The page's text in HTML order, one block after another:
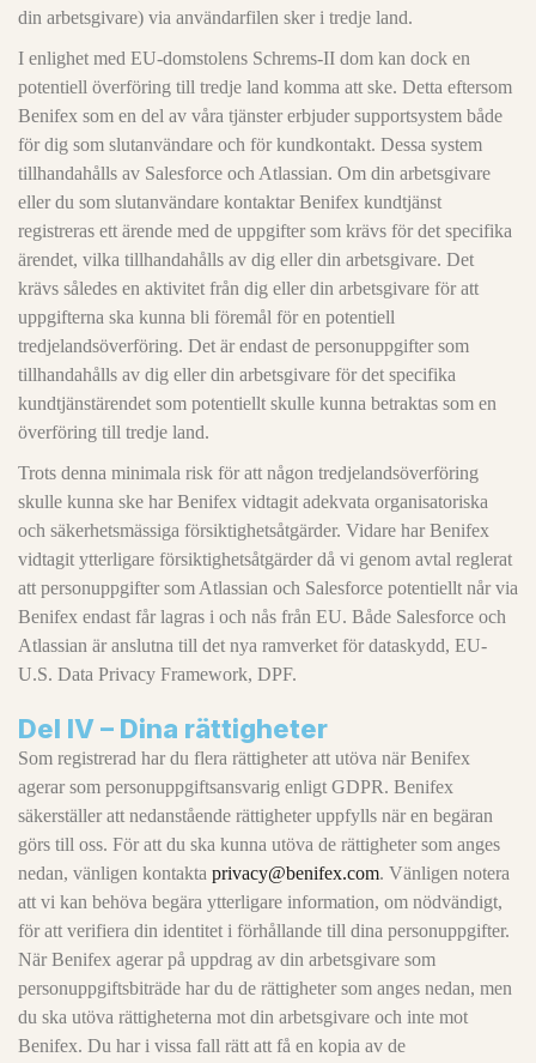
din arbetsgivare) via användarfilen sker i tredje land.
I enlighet med EU-domstolens Schrems-II dom kan dock en
potentiell överföring till tredje land komma att ske. Detta eftersom
Benifex som en del av våra tjänster erbjuder supportsystem både
för dig som slutanvändare och för kundkontakt. Dessa system
tillhandahålls av Salesforce och Atlassian. Om din arbetsgivare
eller du som slutanvändare kontaktar Benifex kundtjänst
registreras ett ärende med de uppgifter som krävs för det specifika
ärendet, vilka tillhandahålls av dig eller din arbetsgivare. Det
krävs således en aktivitet från dig eller din arbetsgivare för att
uppgifterna ska kunna bli föremål för en potentiell
tredjelandsöverföring. Det är endast de personuppgifter som
tillhandahålls av dig eller din arbetsgivare för det specifika
kundtjänstärendet som potentiellt skulle kunna betraktas som en
överföring till tredje land.
Trots denna minimala risk för att någon tredjelandsöverföring
skulle kunna ske har Benifex vidtagit adekvata organisatoriska
och säkerhetsmässiga försiktighetsåtgärder. Vidare har Benifex
vidtagit ytterligare försiktighetsåtgärder då vi genom avtal reglerat
att personuppgifter som Atlassian och Salesforce potentiellt når via
Benifex endast får lagras i och nås från EU. Både Salesforce och
Atlassian är anslutna till det nya ramverket för dataskydd, EU-
U.S. Data Privacy Framework, DPF.
Del IV – Dina rättigheter
Som registrerad har du flera rättigheter att utöva när Benifex
agerar som personuppgiftsansvarig enligt GDPR. Benifex
säkerställer att nedanstående rättigheter uppfylls när en begäran
görs till oss. För att du ska kunna utöva de rättigheter som anges
nedan, vänligen kontakta privacy@benifex.com. Vänligen notera
att vi kan behöva begära ytterligare information, om nödvändigt,
för att verifiera din identitet i förhållande till dina personuppgifter.
När Benifex agerar på uppdrag av din arbetsgivare som
personuppgiftsbiträde har du de rättigheter som anges nedan, men
du ska utöva rättigheterna mot din arbetsgivare och inte mot
Benifex. Du har i vissa fall rätt att få en kopia av de